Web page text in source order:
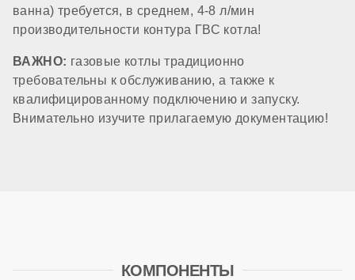
КОМПОНЕНТЫ
ванна) требуется, в среднем, 4-8 л/мин
производительности контура ГВС котла!
ВАЖНО: газовые котлы традиционно
требовательны к обслуживанию, а также к
квалифицированному подключению и запуску.
Внимательно изучите прилагаемую документацию!
КОМПОНЕНТЫ